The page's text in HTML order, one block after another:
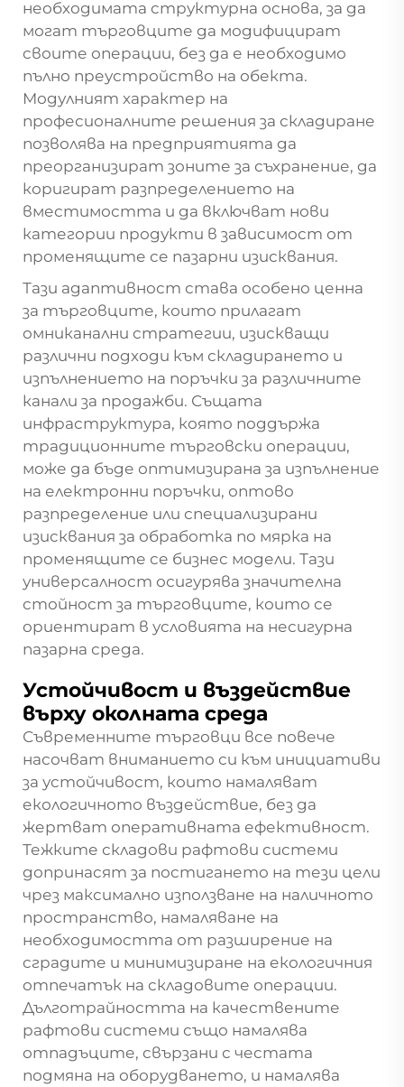
необходимата структурна основа, за да
могат търговците да модифицират
своите операции, без да е необходимо
пълно преустройство на обекта.
Модулният характер на
професионалните решения за складиране
позволява на предприятията да
преорганизират зоните за съхранение, да
коригират разпределението на
вместимостта и да включват нови
категории продукти в зависимост от
променящите се пазарни изисквания.
Тази адаптивност става особено ценна
за търговците, които прилагат
омниканални стратегии, изискващи
различни подходи към складирането и
изпълнението на поръчки за различните
канали за продажби. Същата
инфраструктура, която поддържа
традиционните търговски операции,
може да бъде оптимизирана за изпълнение
на електронни поръчки, оптово
разпределение или специализирани
изисквания за обработка по мярка на
променящите се бизнес модели. Тази
универсалност осигурява значителна
стойност за търговците, които се
ориентират в условията на несигурна
пазарна среда.
Устойчивост и въздействие
върху околната среда
Съвременните търговци все повече
насочват вниманието си към инициативи
за устойчивост, които намаляват
екологичното въздействие, без да
жертват оперативната ефективност.
Тежките складови рафтови системи
допринасят за постигането на тези цели
чрез максимално използване на наличното
пространство, намаляване на
необходимостта от разширение на
сградите и минимизиране на екологичния
отпечатък на складовите операции.
Дълготрайността на качествените
рафтови системи също намалява
отпадъците, свързани с честата
подмяна на оборудването, и намалява